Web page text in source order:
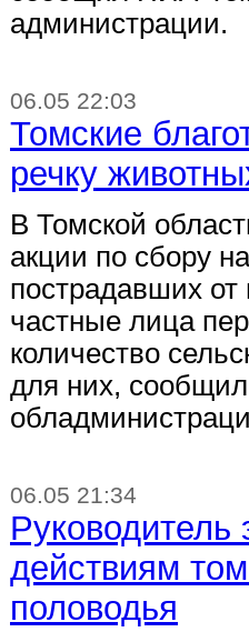
администрации.
06.05 22:03
Томские
речку
В Томской
акции по сбору
пострадавших от
частные лица
количество
для них,
06.05 21:34
Руководитель
действиям
половодья